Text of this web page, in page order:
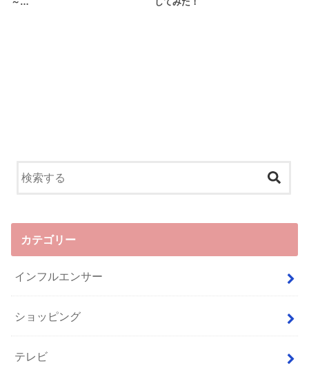
～… してみた！
カテゴリー
インフルエンサー
ショッピング
テレビ